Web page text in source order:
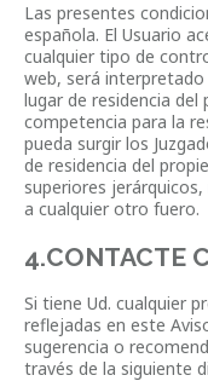
Las presentes
española. El Usuario
cualquier tipo de
web, será
lugar de residencia
competencia para la
pueda surgir los
de residencia del
superiores
a cualquier otro fuero.
4.CONTACTE
Si tiene Ud. cualquier
reflejadas en este
sugerencia o
través de la siguiente